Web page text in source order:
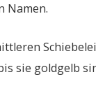
Namen.
sie goldgelb